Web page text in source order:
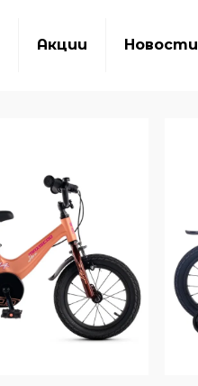
Акции Новости